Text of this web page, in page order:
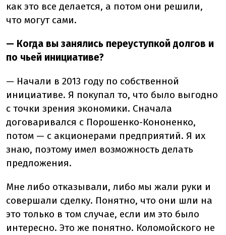
как это все делается, а потом они решили,
что могут сами.
— Когда вы занялись переуступкой долгов и
по чьей инициативе?
— Начали в 2013 году по собственной
инициативе. Я покупал то, что было выгодно
с точки зрения экономики. Сначала
договаривался с Порошенко-Кононенко,
потом — с акционерами предприятий. Я их
знаю, поэтому имел возможность делать
предложения.
Мне либо отказывали, либо мы жали руки и
совершали сделку. Понятно, что они шли на
это только в том случае, если им это было
интересно. Это же понятно. Коломойского не